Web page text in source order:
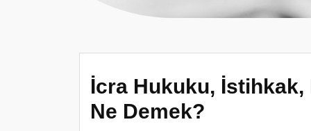
İcra Hukuku,
Ne Demek?